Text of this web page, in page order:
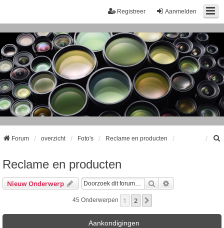
Aanmelden
Registreer
Forum overzicht Foto's Reclame en producten
Reclame en producten
Nieuw Onderwerp Zoek
45 Onderwerpen 1 2
Aankondigingen